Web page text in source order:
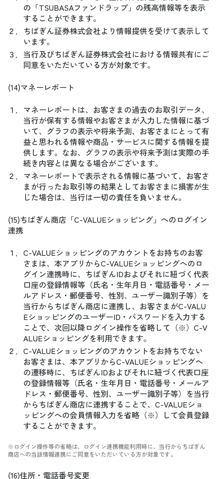
の「TSUBASAファンドラップ」の残高情報等を表示
することができます。
２． ちばぎん証券株式会社より情報提供を受けて表示して
います。
３． 当行及びちばぎん証券株式会社における情報共有にご
同意をいただいている方が対象です。
(14)マネーレポート
１． マネーレポートは、お客さまの過去のお取引データ、
当行が保有する情報やお客さまが入力した情報に基づ
いて、グラフの表示や将来予測、お客さまにとって有
益と思われる情報や商品・サービスに関する情報を提
供します。なお、グラフの表示や将来予測は実際の手
続き内容とは異なる場合がございます。
２． マネーレポートで表示される情報に基づいて、お客さ
まが行ったお取引等の結果としてお客さまに損害が生
じた場合は、当行は一切の責任を負いません。
(15)ちばぎん商店「C-VALUEショッピング」へのログイン
連携
１． C-VALUEショッピングのアカウントをお持ちのお客
さまは、本アプリからC-VALUEショッピングへのロ
グイン連携時に、ちばぎんIDおよびそれに紐づく代表
口座の登録情報等（氏名・生年月日・電話番号・メー
ルアドレス・郵便番号、性別、ユーザー識別子等）を
当行からちばぎん商店に連携し、お客さまがC-VALU
EショッピングのユーザーID・パスワードを入力する
ことで、次回以降ログイン操作を省略して（※）C-V
ALUEショッピングを利用できます。
２． C-VALUEショッピングのアカウントをお持ちでない
お客さまは、本アプリからC-VALUEショッピングへ
の遷移時に、ちばぎんIDおよびそれに紐づく代表口座
の登録情報等（氏名・生年月日・電話番号・メールア
ドレス・郵便番号、性別、ユーザー識別子等）を当行
からちばぎん商店に連携することで、C-VALUEショ
ッピングへの会員情報入力を省略（※）して会員登録
することができます。
※ログイン操作等の省略は、ログイン連携機能利用時に、当行からちばぎん
商店への当該情報連携にご同意をいただいている方が対象です。
(16)住所・電話番号変更